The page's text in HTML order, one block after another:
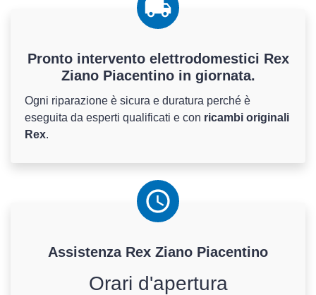
Pronto intervento elettrodomestici Rex
Ziano Piacentino in giornata.
Ogni riparazione è sicura e duratura perché è
eseguita da esperti qualificati e con ricambi originali
Rex.
Assistenza Rex Ziano Piacentino
Orari d'apertura